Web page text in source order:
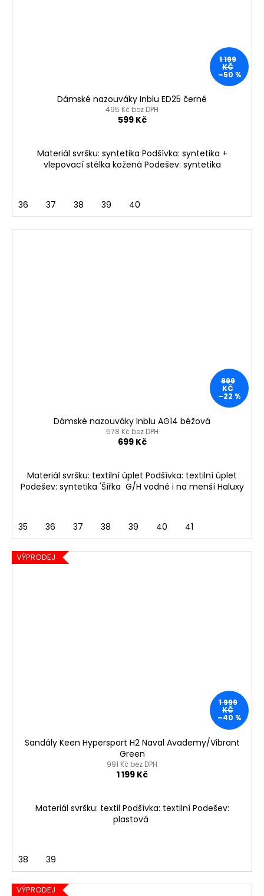
1 199
KČ
–50 %
Dámské nazouváky Inblu ED25 černé
495 Kč bez DPH
599 Kč
Materiál svršku: syntetika Podšívka: syntetika +
vlepovací stélka kožená Podešev: syntetika
36 37 38 39 40
899
KČ
–22 %
Dámské nazouváky Inblu AG14 béžová
578 Kč bez DPH
699 Kč
Materiál svršku: textilní úplet Podšívka: textilní úplet
Podešev: syntetika 'Šířka G/H vodné i na menší Haluxy
35 36 37 38 39 40 41
VÝPRODEJ
1 999
KČ
–40 %
Sandály Keen Hypersport H2 Naval Avademy/Vibrant
Green
991 Kč bez DPH
1 199 Kč
Materiál svršku: textil Podšívka: textilní Podešev:
plastová
38 39
VÝPRODEJ